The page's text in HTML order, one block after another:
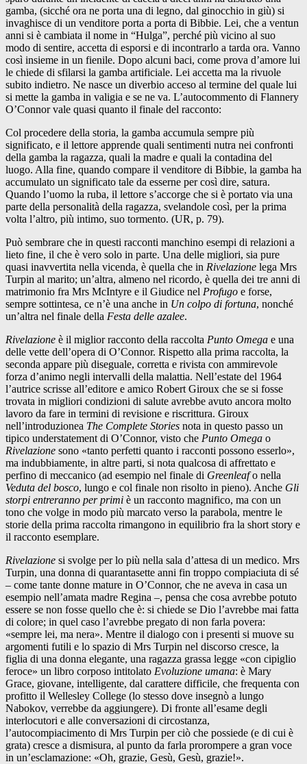
gamba, (sicché ora ne porta una di legno, dal ginocchio in giù) si
invaghisce di un venditore porta a porta di Bibbie. Lei, che a ventun
anni si è cambiata il nome in “Hulga”, perché più vicino al suo
modo di sentire, accetta di esporsi e di incontrarlo a tarda ora. Vanno
così insieme in un fienile. Dopo alcuni baci, come prova d’amore lui
le chiede di sfilarsi la gamba artificiale. Lei accetta ma la rivuole
subito indietro. Ne nasce un diverbio acceso al termine del quale lui
si mette la gamba in valigia e se ne va. L’autocommento di Flannery
O’Connor vale quasi quanto il finale del racconto:
Col procedere della storia, la gamba accumula sempre più
significato, e il lettore apprende quali sentimenti nutra nei confronti
della gamba la ragazza, quali la madre e quali la contadina del
luogo. Alla fine, quando compare il venditore di Bibbie, la gamba ha
accumulato un significato tale da esserne per così dire, satura.
Quando l’uomo la ruba, il lettore s’accorge che si è portato via una
parte della personalità della ragazza, svelandole così, per la prima
volta l’altro, più intimo, suo tormento. (UR, p. 79).
Può sembrare che in questi racconti manchino esempi di relazioni a
lieto fine, il che è vero solo in parte. Una delle migliori, sia pure
quasi inavvertita nella vicenda, è quella che in Rivelazione lega Mrs
Turpin al marito; un’altra, almeno nel ricordo, è quella dei tre anni di
matrimonio fra Mrs McIntyre e il Giudice nel Profugo e forse,
sempre sottintesa, ce n’è una anche in Un colpo di fortuna, nonché
un’altra nel finale della Festa delle azalee.
Rivelazione è il miglior racconto della raccolta Punto Omega e una
delle vette dell’opera di O’Connor. Rispetto alla prima raccolta, la
seconda appare più diseguale, corretta e rivista con ammirevole
forza d’animo negli intervalli della malattia. Nell’estate del 1964
l’autrice scrisse all’editore e amico Robert Giroux che se si fosse
trovata in migliori condizioni di salute avrebbe avuto ancora molto
lavoro da fare in termini di revisione e riscrittura. Giroux
nell’introduzionea The Complete Stories nota in questo passo un
tipico understatement di O’Connor, visto che Punto Omega o
Rivelazione sono «tanto perfetti quanto i racconti possono esserlo»,
ma indubbiamente, in altre parti, si nota qualcosa di affrettato e
perfino di meccanico (ad esempio nel finale di Greenleafo nella
Veduta del bosco, lungo e col finale non risolto in pieno). Anche Gli
storpi entreranno per primi è un racconto magnifico, ma con un
tono che volge in modo più marcato verso la parabola, mentre le
storie della prima raccolta rimangono in equilibrio fra la short story e
il racconto esemplare.
Rivelazione si svolge per lo più nella sala d’attesa di un medico. Mrs
Turpin, una donna di quarantasette anni fin troppo compiaciuta di sé
– come tante donne mature in O’Connor, che ne aveva in casa un
esempio nell’amata madre Regina –, pensa che cosa avrebbe potuto
essere se non fosse quello che è: si chiede se Dio l’avrebbe mai fatta
di colore; in quel caso l’avrebbe pregato di non farla povera:
«sempre lei, ma nera». Mentre il dialogo con i presenti si muove su
argomenti futili e lo spazio di Mrs Turpin nel discorso cresce, la
figlia di una donna elegante, una ragazza grassa legge «con cipiglio
feroce» un libro corposo intitolato Evoluzione umana: è Mary
Grace, giovane, intelligente, dal carattere difficile, che frequenta con
profitto il Wellesley College (lo stesso dove insegnò a lungo
Nabokov, verrebbe da aggiungere). Di fronte all’esame degli
interlocutori e alle conversazioni di circostanza,
l’autocompiacimento di Mrs Turpin per ciò che possiede (e di cui è
grata) cresce a dismisura, al punto da farla prorompere a gran voce
in un’esclamazione: «Oh, grazie, Gesù, Gesù, grazie!».